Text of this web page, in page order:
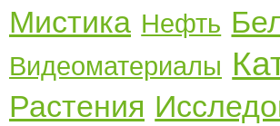
Мистика Нефть
Видеоматериалы
Растения